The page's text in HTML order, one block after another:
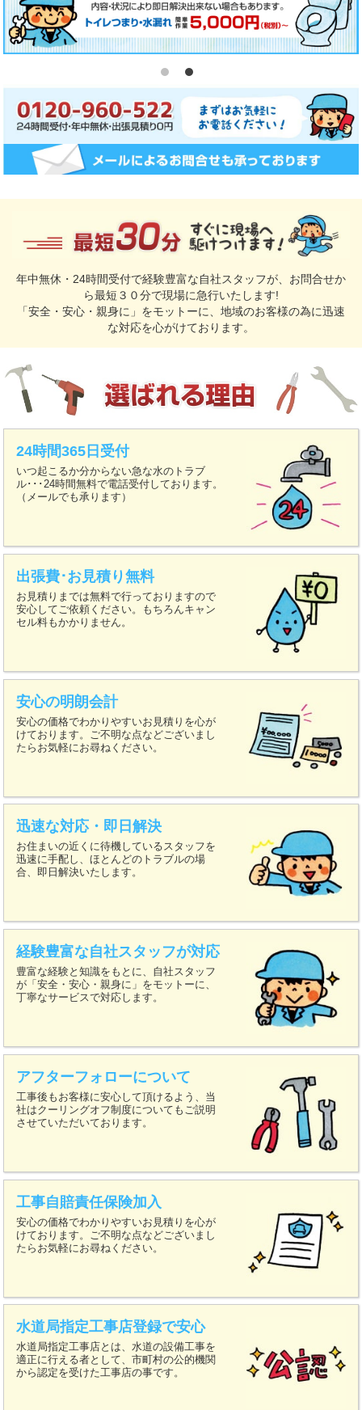
年中無休・24時間受付で経験豊富な自社スタッフが、お問合せか
ら最短３０分で現場に急行いたします!
「安全・安心・親身に」をモットーに、地域のお客様の為に迅速
な対応を心がけております。
24時間365日受付
いつ起こるか分からない急な水のトラブ
ル･･･24時間無料で電話受付しております。
（メールでも承ります）
出張費･お見積り無料
お見積りまでは無料で行っておりますので
安心してご依頼ください。もちろんキャン
セル料もかかりません。
安心の明朗会計
安心の価格でわかりやすいお見積りを心が
けております。ご不明な点などございまし
たらお気軽にお尋ねください。
迅速な対応・即日解決
お住まいの近くに待機しているスタッフを
迅速に手配し、ほとんどのトラブルの場
合、即日解決いたします。
経験豊富な自社スタッフが対応
豊富な経験と知識をもとに、自社スタッフ
が「安全・安心・親身に」をモットーに、
丁寧なサービスで対応します。
アフターフォローについて
工事後もお客様に安心して頂けるよう、当
社はクーリングオフ制度についてもご説明
させていただいております。
工事自賠責任保険加入
安心の価格でわかりやすいお見積りを心が
けております。ご不明な点などございまし
たらお気軽にお尋ねください。
水道局指定工事店登録で安心
水道局指定工事店とは、水道の設備工事を
適正に行える者として、市町村の公的機関
から認定を受けた工事店の事です。